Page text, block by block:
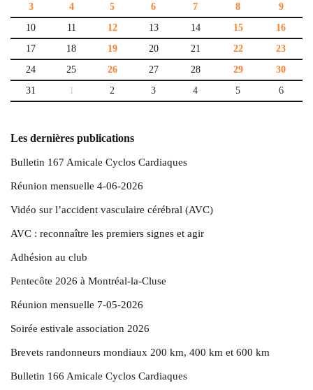
3
4 5 6 7 8
9
10
11 12 13 14 15
16
17
18 19 20 21 22
23
24
25 26 27 28 29
30
31
1 2 3 4 5 6
Les dernières publications
Bulletin 167 Amicale Cyclos Cardiaques
Réunion mensuelle 4-06-2026
Vidéo sur l’accident vasculaire cérébral (AVC)
AVC : reconnaître les premiers signes et agir
Adhésion au club
Pentecôte 2026 à Montréal-la-Cluse
Réunion mensuelle 7-05-2026
Soirée estivale association 2026
Brevets randonneurs mondiaux 200 km, 400 km et 600 km
Bulletin 166 Amicale Cyclos Cardiaques